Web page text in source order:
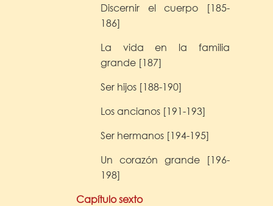
Discernir el cuerpo [185-
186]
La vida en la familia
grande [187]
Ser hijos [188-190]
Los ancianos [191-193]
Ser hermanos [194-195]
Un corazón grande [196-
198]
Capítulo sexto